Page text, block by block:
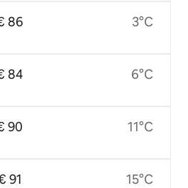
86
84
90
91
3°C
6°C
11°C
15°C